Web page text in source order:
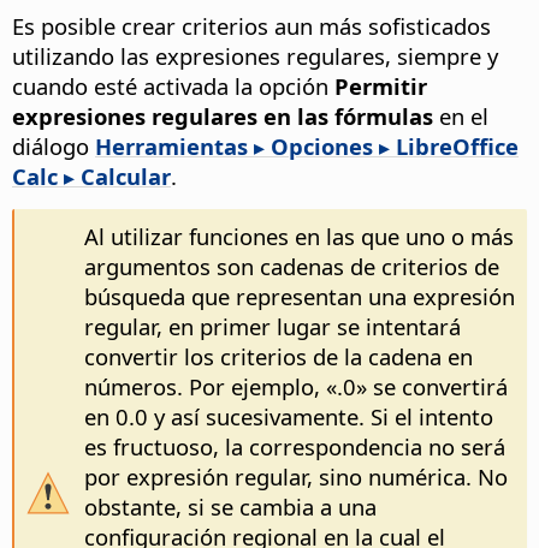
Es posible crear criterios aun más sofisticados
utilizando las expresiones regulares, siempre y
cuando esté activada la opción Permitir
expresiones regulares en las fórmulas en el
diálogo Herramientas ▸ Opciones ▸ LibreOffice
Calc ▸ Calcular.
Al utilizar funciones en las que uno o más
argumentos son cadenas de criterios de
búsqueda que representan una expresión
regular, en primer lugar se intentará
convertir los criterios de la cadena en
números. Por ejemplo, «.0» se convertirá
en 0.0 y así sucesivamente. Si el intento
es fructuoso, la correspondencia no será
por expresión regular, sino numérica. No
obstante, si se cambia a una
configuración regional en la cual el